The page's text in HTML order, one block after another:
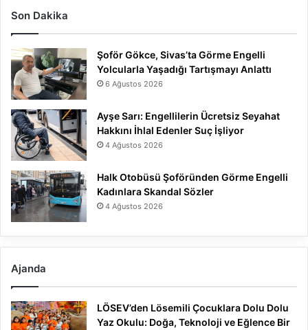
Son Dakika
Şoför Gökce, Sivas’ta Görme Engelli
Yolcularla Yaşadığı Tartışmayı Anlattı
6 Ağustos 2026
Ayşe Sarı: Engellilerin Ücretsiz Seyahat
Hakkını İhlal Edenler Suç İşliyor
4 Ağustos 2026
Halk Otobüsü Şoföründen Görme Engelli
Kadınlara Skandal Sözler
4 Ağustos 2026
Ajanda
LÖSEV’den Lösemili Çocuklara Dolu Dolu
Yaz Okulu: Doğa, Teknoloji ve Eğlence Bir